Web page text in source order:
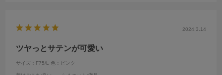
2024.3.14
ツヤっとサテンが可愛い
サイズ：F75/L 色：ピンク